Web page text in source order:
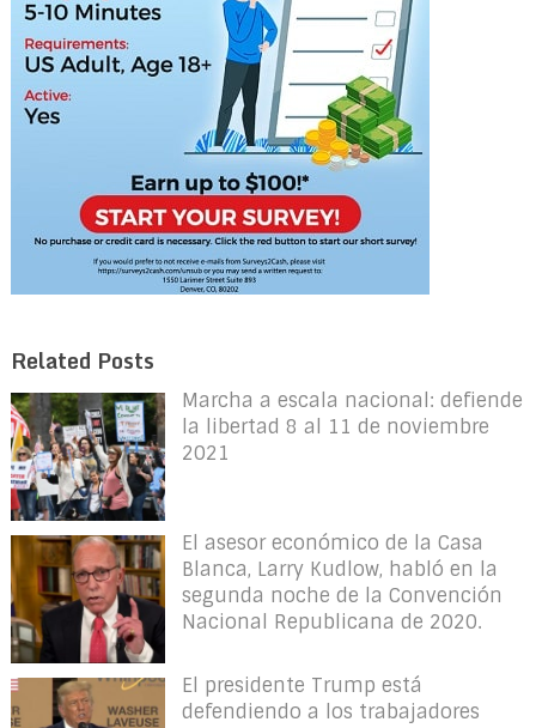
Related Posts
Marcha a escala nacional: defiende
la libertad 8 al 11 de noviembre
2021
El asesor económico de la Casa
Blanca, Larry Kudlow, habló en la
segunda noche de la Convención
Nacional Republicana de 2020.
El presidente Trump está
defendiendo a los trabajadores